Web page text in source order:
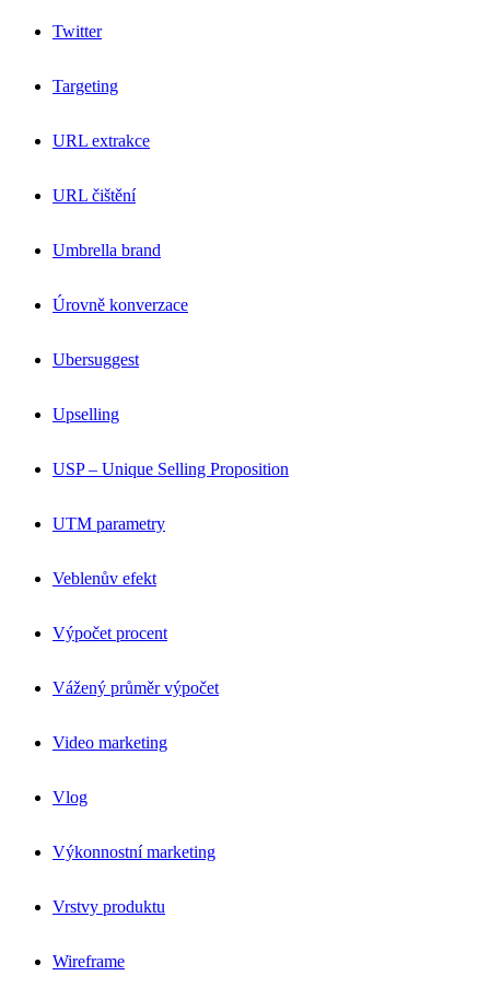
Twitter
Targeting
URL extrakce
URL čištění
Umbrella brand
Úrovně konverzace
Ubersuggest
Upselling
USP – Unique Selling Proposition
UTM parametry
Veblenův efekt
Výpočet procent
Vážený průměr výpočet
Video marketing
Vlog
Výkonnostní marketing
Vrstvy produktu
Wireframe